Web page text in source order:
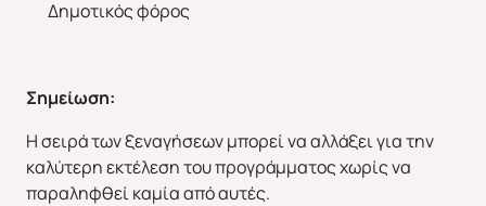
Δημοτικός φόρος
Σημείωση:
H σειρά των ξεναγήσεων μπορεί να αλλάξει για την
καλύτερη εκτέλεση του προγράμματος χωρίς να
παραληφθεί καμία από αυτές.